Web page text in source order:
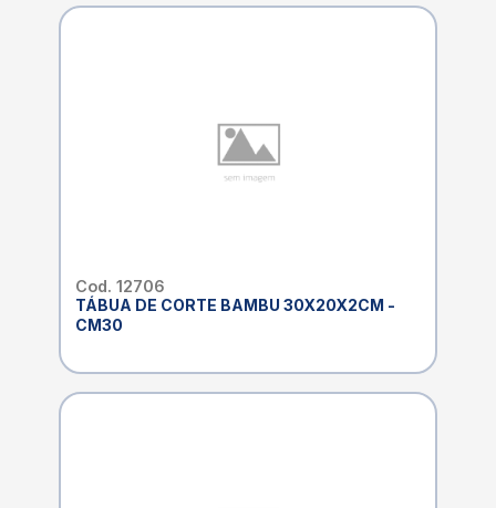
Cod. 12706
TÁBUA DE CORTE BAMBU 30X20X2CM -
CM30